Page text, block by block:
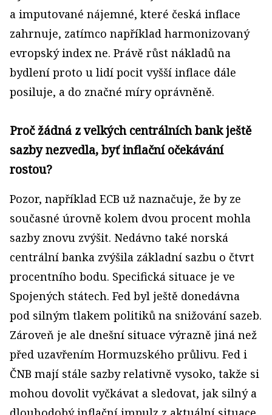
a imputované nájemné, které česká inflace
zahrnuje, zatímco například harmonizovaný
evropský index ne. Právě růst nákladů na
bydlení proto u lidí pocit vyšší inflace dále
posiluje, a do značné míry oprávněně.
Proč žádná z velkých centrálních bank ještě
sazby nezvedla, byť inflační očekávání
rostou?
Pozor, například ECB už naznačuje, že by ze
současné úrovně kolem dvou procent mohla
sazby znovu zvýšit. Nedávno také norská
centrální banka zvýšila základní sazbu o čtvrt
procentního bodu. Specifická situace je ve
Spojených státech. Fed byl ještě donedávna
pod silným tlakem politiků na snižování sazeb.
Zároveň je ale dnešní situace výrazně jiná než
před uzavřením Hormuzského průlivu. Fed i
ČNB mají stále sazby relativně vysoko, takže si
mohou dovolit vyčkávat a sledovat, jak silný a